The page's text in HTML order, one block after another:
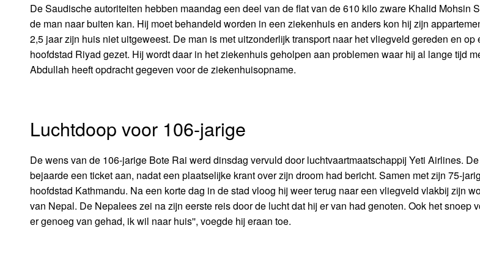
De Saudische autoriteiten hebben maandag een deel van de flat van de 610 kilo zware Khalid Mohsin
de man naar buiten kan. Hij moet behandeld worden in een ziekenhuis en anders kon hij zijn
2,5 jaar zijn huis niet uitgeweest. De man is met uitzonderlijk transport naar het vliegveld gereden en op
hoofdstad Riyad gezet. Hij wordt daar in het ziekenhuis geholpen aan problemen waar hij al lange tijd
Abdullah heeft opdracht gegeven voor de ziekenhuisopname.
Luchtdoop voor 106-jarige
De wens van de 106-jarige Bote Rai werd dinsdag vervuld door luchtvaartmaatschappij Yeti Airlines.
bejaarde een ticket aan, nadat een plaatselijke krant over zijn droom had bericht. Samen met zijn 75-
hoofdstad Kathmandu. Na een korte dag in de stad vloog hij weer terug naar een vliegveld vlakbij zijn
van Nepal. De Nepalees zei na zijn eerste reis door de lucht dat hij er van had genoten. Ook het snoep
er genoeg van gehad, ik wil naar huis'', voegde hij eraan toe.